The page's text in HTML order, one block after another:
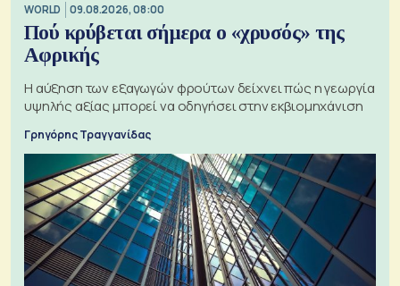
WORLD 09.08.2026, 08:00
Πού κρύβεται σήμερα ο «χρυσός» της
Αφρικής
Η αύξηση των εξαγωγών φρούτων δείχνει πώς η γεωργία
υψηλής αξίας μπορεί να οδηγήσει στην εκβιομηχάνιση
Γρηγόρης Τραγγανίδας